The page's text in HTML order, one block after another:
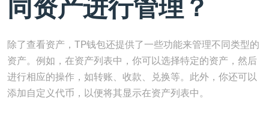
同资产进行管理？
除了查看资产，TP钱包还提供了一些功能来管理不同类型的
资产。例如，在资产列表中，你可以选择特定的资产，然后
进行相应的操作，如转账、收款、兑换等。此外，你还可以
添加自定义代币，以便将其显示在资产列表中。